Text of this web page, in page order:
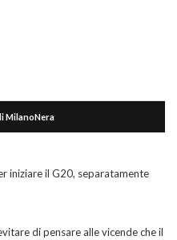
MilanoNera
iniziare il G20, separatamente
di pensare alle vicende che il